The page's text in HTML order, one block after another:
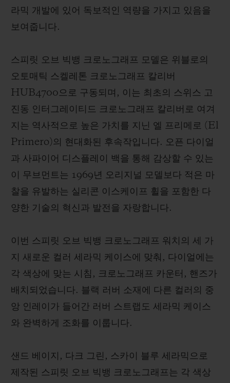
라믹 개발에 있어 독보적인 역량을 가지고 있음을
보여줍니다.
스피릿 오브 빅뱅 크로노그래프 모델은 위블로의
오토매틱 스켈레톤 크로노그래프 칼리버
HUB4700으로 구동되며, 이는 최초의 스위스 고
진동 인터그레이티드 크로노그래프 칼리버로 여겨
지는 역사적으로 높은 가치를 지닌 엘 프리메로 (El
Primero)의 현대화된 후속작입니다. 오픈 다이얼
과 사파이어 디스플레이 백을 통해 감상할 수 있는
이 무브먼트는 1969년 오리지널 모델보다 적은 마
찰을 유발하는 실리콘 이스케이프 휠을 포함한 다
양한 기술의 혁신과 발전을 자랑합니다.
이번 스피릿 오브 빅뱅 크로노그래프 워치의 세 가
지 새로운 컬러 세라믹 케이스에 맞춰, 다이얼에는
각 색상에 맞는 시침, 크로노그래프 카운터, 핸즈가
배치되었습니다. 블랙 러버 소재에 다른 컬러의 중
앙 인레이가 들어간 러버 스트랩도 세라믹 케이스
와 완벽하게 조화를 이룹니다.
샌드 베이지, 다크 그린, 스카이 블루 세라믹으로
제작된 스피릿 오브 빅뱅 크로노그래프는 각 색상